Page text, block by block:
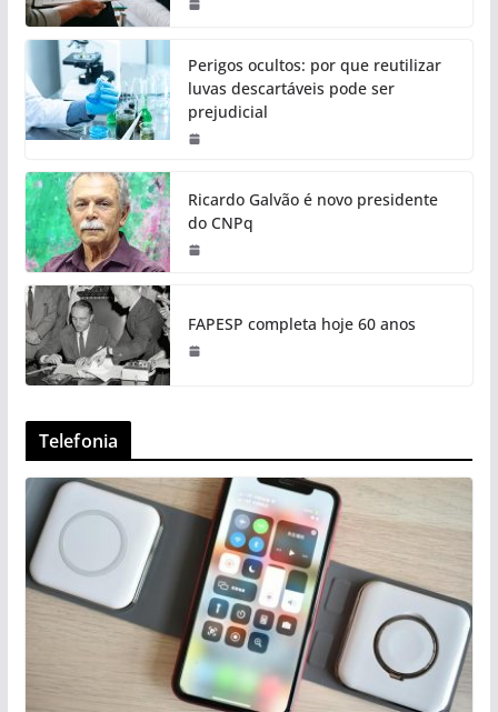
Perigos ocultos: por que reutilizar
luvas descartáveis pode ser
prejudicial
Ricardo Galvão é novo presidente
do CNPq
FAPESP completa hoje 60 anos
Telefonia